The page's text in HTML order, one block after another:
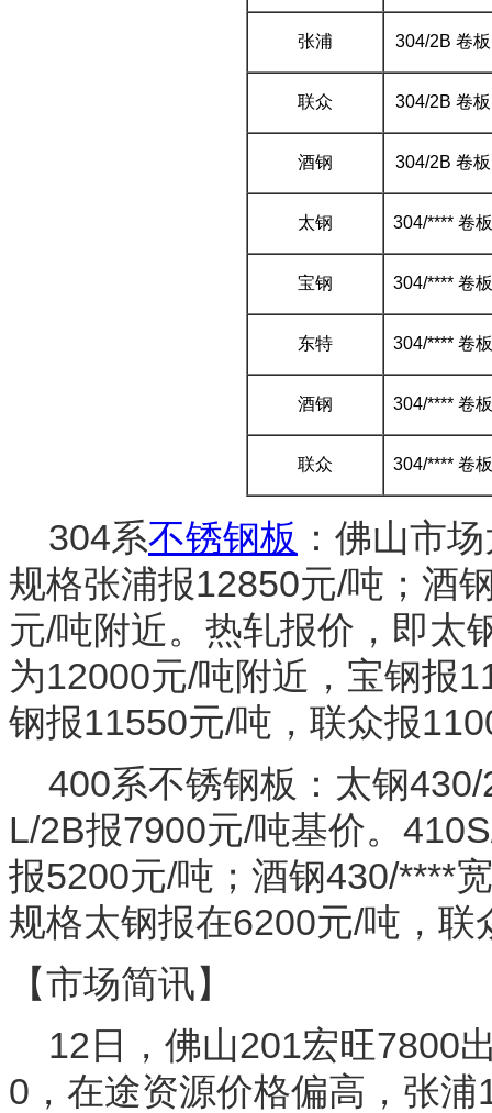
张浦 304/2B 卷
联众 304/2B 卷
酒钢 304/2B 卷
太钢 304/**** 卷
宝钢 304/**** 卷
东特 304/**** 卷
酒钢 304/**** 卷
联众 304/**** 卷
304系不锈钢板 ：佛山市
规格张浦报12850元/吨；酒
元/吨附近。热轧报价，即太
为12000元/吨附近，宝钢报
钢报11550元/吨，联众报
400系不锈钢板：太钢430/
L/2B报7900元/吨基价。
报5200元/吨；酒钢430/****
规格太钢报在6200元/吨，
【市场简讯】
12日，佛山201宏旺7800
0，在途资源价格偏高，张